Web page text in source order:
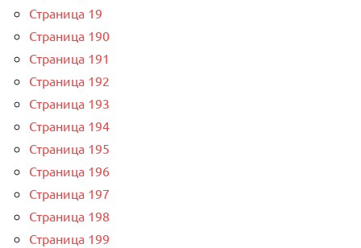
Страница 19
Страница 190
Страница 191
Страница 192
Страница 193
Страница 194
Страница 195
Страница 196
Страница 197
Страница 198
Страница 199